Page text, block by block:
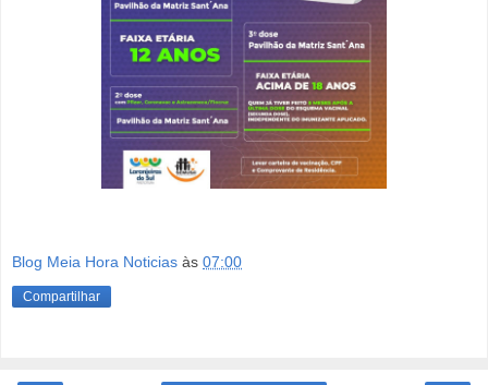
Blog Meia Hora Noticias às 07:00
Compartilhar